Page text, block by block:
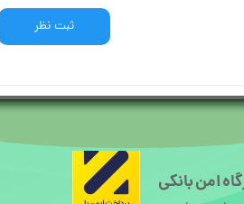
ثبت نظر
امن بانکی